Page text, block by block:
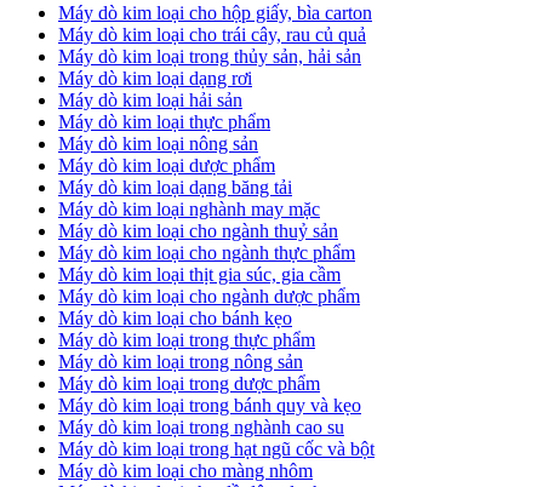
Máy dò kim loại cho hộp giấy, bìa carton
Máy dò kim loại cho trái cây, rau củ quả
Máy dò kim loại trong thủy sản, hải sản
Máy dò kim loại dạng rơi
Máy dò kim loại hải sản
Máy dò kim loại thực phẩm
Máy dò kim loại nông sản
Máy dò kim loại dược phẩm
Máy dò kim loại dạng băng tải
Máy dò kim loại nghành may mặc
Máy dò kim loại cho ngành thuỷ sản
Máy dò kim loại cho ngành thực phẩm
Máy dò kim loại thịt gia súc, gia cầm
Máy dò kim loại cho ngành dược phẩm
Máy dò kim loại cho bánh kẹo
Máy dò kim loại trong thực phẩm
Máy dò kim loại trong nông sản
Máy dò kim loại trong dược phẩm
Máy dò kim loại trong bánh quy và kẹo
Máy dò kim loại trong nghành cao su
Máy dò kim loại trong hạt ngũ cốc và bột
Máy dò kim loại cho màng nhôm